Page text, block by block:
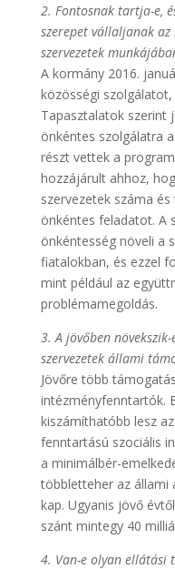
2. Fontosnak tartja-e,
szerepet vállaljanak az
szervezetek
A kormány 2016.
közösségi
Tapasztalatok szerint
önkéntes szolgálatra
részt vettek a
hozzájárult ahhoz,
szervezetek száma
önkéntes feladatot. A
önkéntesség növeli a
fiatalokban, és ezzel
mint például az
problémamegoldás.
3. A jövőben
szervezetek állami
Jövőre több
intézményfenntartók.
kiszámíthatóbb lesz
fenntartású szociális
a minimálbér-
többletteher az állami
kap. Ugyanis jövő
szánt mintegy 40
4. Van-e olyan ellátási